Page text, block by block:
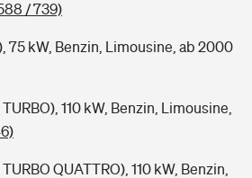
/ 739)
75 kW, Benzin, Limousine, ab 2000
110 kW, Benzin, Limousine,
QUATTRO), 110 kW, Benzin,